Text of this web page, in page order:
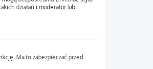
działań i moderator lub
Ma to zabezpieczać przed